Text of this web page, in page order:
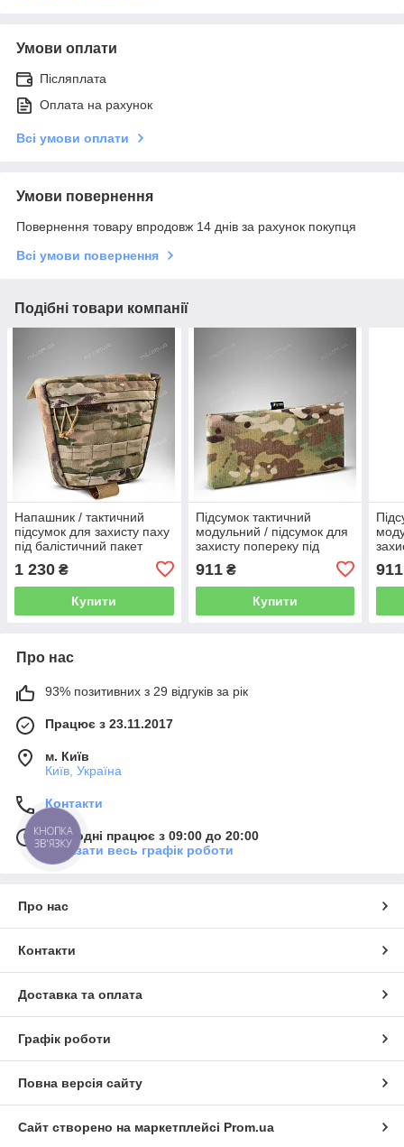
Умови оплати
Післяплата
Оплата на рахунок
Всі умови оплати
Умови повернення
Повернення товару впродовж 14 днів за рахунок покупця
Всі умови повернення
Подібні товари компанії
Напашник / тактичний
підсумок для захисту паху
під балістичний пакет
1 230 ₴
Купити
Підсумок тактичний
модульний / підсумок для
захисту попереку під
балістичний пакет Cordura
1000D (MTP)
911₴
Купити
911
Про нас
93% позитивних з 29 відгуків за рік
Працює з 23.11.2017
м. Київ
Київ, Україна
Контакти
Сьогодні працює з 09:00 до 20:00
Показати весь графік роботи
Про нас
Контакти
Доставка та оплата
Графік роботи
Повна версія сайту
Сайт створено на маркетплейсі Prom.ua
КНОПКА
ЗВ'ЯЗКУ